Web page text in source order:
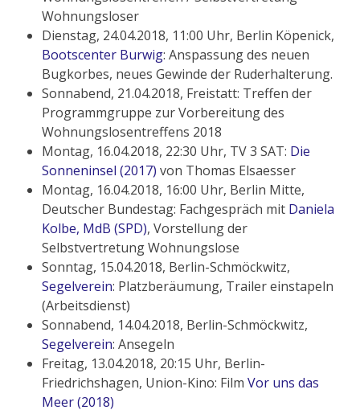
Wohnungsloser
Dienstag, 24.04.2018, 11:00 Uhr, Berlin Köpenick,
Bootscenter Burwig: Anspassung des neuen
Bugkorbes, neues Gewinde der Ruderhalterung.
Sonnabend, 21.04.2018, Freistatt: Treffen der
Programmgruppe zur Vorbereitung des
Wohnungslosentreffens 2018
Montag, 16.04.2018, 22:30 Uhr, TV 3 SAT: Die
Sonneninsel (2017) von Thomas Elsaesser
Montag, 16.04.2018, 16:00 Uhr, Berlin Mitte,
Deutscher Bundestag: Fachgespräch mit Daniela
Kolbe, MdB (SPD), Vorstellung der
Selbstvertretung Wohnungslose
Sonntag, 15.04.2018, Berlin-Schmöckwitz,
Segelverein: Platzberäumung, Trailer einstapeln
(Arbeitsdienst)
Sonnabend, 14.04.2018, Berlin-Schmöckwitz,
Segelverein: Ansegeln
Freitag, 13.04.2018, 20:15 Uhr, Berlin-
Friedrichshagen, Union-Kino: Film Vor uns das
Meer (2018)